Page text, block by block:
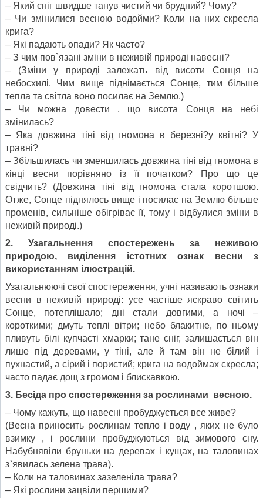
– Який сніг швидше танув чистий чи брудний? Чому?
– Чи змінилися весною водойми? Коли на них скресла
крига?
– Які падають опади? Як часто?
– З чим пов`язані зміни в неживій природі навесні?
– (Зміни у природі залежать від висоти Сонця на
небосхилі. Чим вище піднімається Сонце, тим більше
тепла та світла воно посилає на Землю.)
– Чи можна довести , що висота Сонця на небі
змінилась?
– Яка довжина тіні від гномона в березні?у квітні? У
травні?
– Збільшилась чи зменшилась довжина тіні від гномона в
кінці весни порівняно із її початком? Про що це
свідчить? (Довжина тіні від гномона стала коротшою.
Отже, Сонце піднялось вище і посилає на Землю більше
променів, сильніше обігріває її, тому і відбулися зміни в
неживій природі.)
2. Узагальнення спостережень за неживою
природою, виділення істотних ознак весни з
використанням ілюстрацій.
Узагальнюючі свої спостереження, учні називають ознаки
весни в неживій природі: усе частіше яскраво світить
Сонце, потеплішало; дні стали довгими, а ночі –
короткими; дмуть теплі вітри; небо блакитне, по ньому
пливуть білі купчасті хмарки; тане сніг, залишається він
лише під деревами, у тіні, але й там він не білий і
пухнастий, а сірий і пористий; крига на водоймах скресла;
часто падає дощ з громом і блискавкою.
3. Бесіда про спостереження за рослинами весною.
– Чому кажуть, що навесні пробуджується все живе?
(Весна приносить рослинам тепло і воду , яких не було
взимку , і рослини пробуджуються від зимового сну.
Набубнявіли бруньки на деревах і кущах, на таловинах
з`явилась зелена трава).
– Коли на таловинах зазеленіла трава?
– Які рослини зацвіли першими?